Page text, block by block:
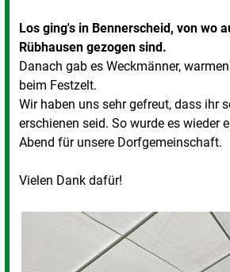
Los ging's in Bennerscheid, von wo
Rübhausen gezogen sind.
Danach gab es Weckmänner,
beim Festzelt.
Wir haben uns sehr gefreut, dass ihr
erschienen seid. So wurde es wieder
Abend für unsere Dorfgemeinschaft.
Vielen Dank dafür!